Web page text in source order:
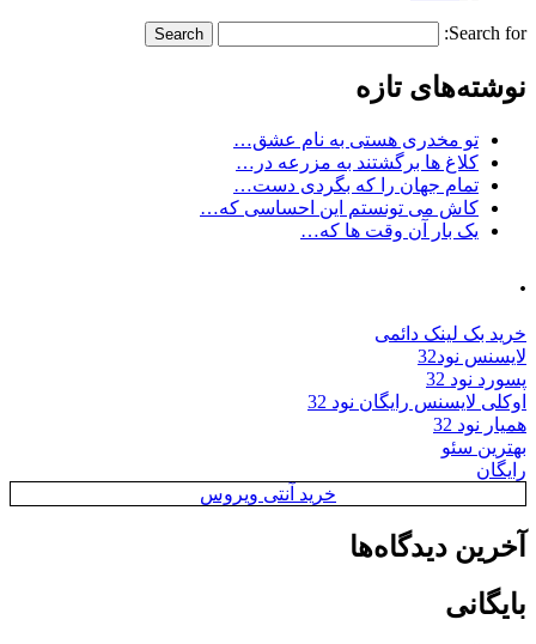
Search for:
نوشته‌های تازه
تو مخدری هستی به نام عشق…
کلاغ ها برگشتند به مزرعه در…
تمام جهان را که بگردی دست…
کاش می تونستم این احساسی که…
یک بار آن وقت ها که…
.
خرید بک لینک دائمی
لایسنس نود32
پسورد نود 32
اوکلی لایسنس رایگان نود 32
همیار نود 32
بهترین سئو
رایگان
خرید آنتی ویروس
آخرین دیدگاه‌ها
بایگانی